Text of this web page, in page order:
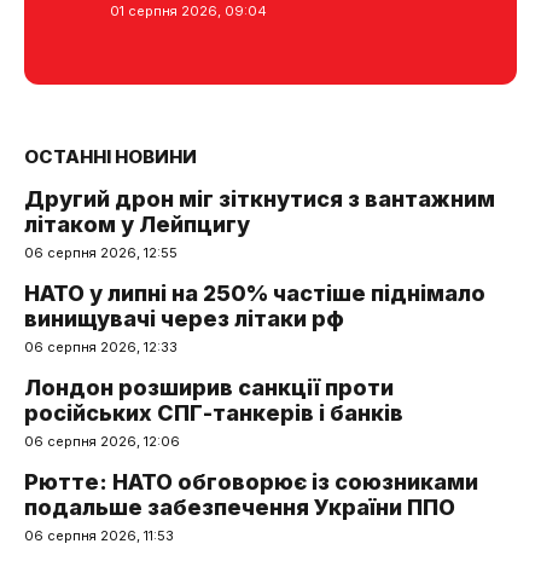
01 серпня 2026, 09:04
ОСТАННІ НОВИНИ
Другий дрон міг зіткнутися з вантажним
літаком у Лейпцигу
06 серпня 2026, 12:55
НАТО у липні на 250% частіше піднімало
винищувачі через літаки рф
06 серпня 2026, 12:33
Лондон розширив санкції проти
російських СПГ-танкерів і банків
06 серпня 2026, 12:06
Рютте: НАТО обговорює із союзниками
подальше забезпечення України ППО
06 серпня 2026, 11:53